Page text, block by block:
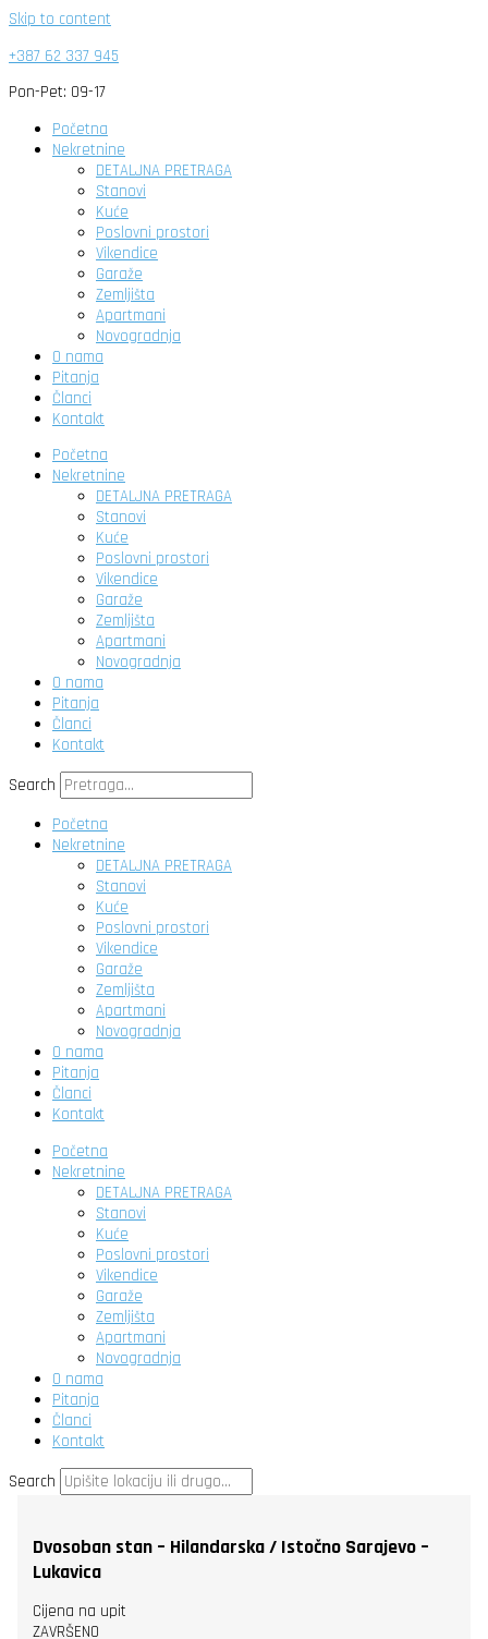
Skip to content
+387 62 337 945
Pon-Pet: 09-17
Početna
Nekretnine
DETALJNA PRETRAGA
Stanovi
Kuće
Poslovni prostori
Vikendice
Garaže
Zemljišta
Apartmani
Novogradnja
O nama
Pitanja
Članci
Kontakt
Početna
Nekretnine
DETALJNA PRETRAGA
Stanovi
Kuće
Poslovni prostori
Vikendice
Garaže
Zemljišta
Apartmani
Novogradnja
O nama
Pitanja
Članci
Kontakt
Search
Početna
Nekretnine
DETALJNA PRETRAGA
Stanovi
Kuće
Poslovni prostori
Vikendice
Garaže
Zemljišta
Apartmani
Novogradnja
O nama
Pitanja
Članci
Kontakt
Početna
Nekretnine
DETALJNA PRETRAGA
Stanovi
Kuće
Poslovni prostori
Vikendice
Garaže
Zemljišta
Apartmani
Novogradnja
O nama
Pitanja
Članci
Kontakt
Search
Dvosoban stan – Hilandarska / Istočno Sarajevo –
Lukavica
Cijena na upit
ZAVRŠENO